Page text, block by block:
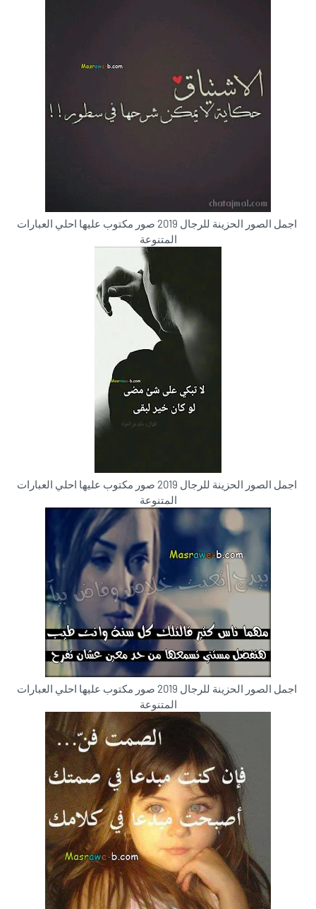
اجمل الصور الحزينة للرجال 2019 صور مكتوب عليها احلي العبارات
المتنوعة
اجمل الصور الحزينة للرجال 2019 صور مكتوب عليها احلي العبارات
المتنوعة
اجمل الصور الحزينة للرجال 2019 صور مكتوب عليها احلي العبارات
المتنوعة